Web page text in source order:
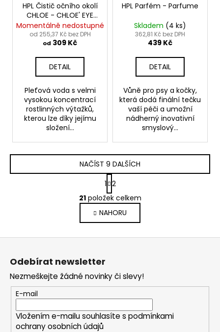
HPL Čistič očního okolí
CHLOE - CHLOE' EYE
CLEANSER
Momentálně nedostupné
od 255,37 Kč bez DPH
od 309 Kč
DETAIL
Pleťová voda s velmi
vysokou koncentrací
rostlinných výtažků,
kterou lze díky jejímu
složení...
HPL Parfém - Parfume
Skladem (4 ks)
362,81 Kč bez DPH
439 Kč
DETAIL
Vůně pro psy a kočky,
která dodá finální tečku
vaší péči a umožní
nádherný inovativní
smyslový...
O
v
l
á
d
p
r
v
k
y
NAČÍST 9 DALŠÍCH
S
t
r
á
n
k
1 2
21položek celkem
NAHORU
Z
Odebírat newsletter
Nezmeškejte žádné novinky či slevy!
E-mail
Vložením e-mailu souhlasíte s podmínkami
ochrany osobních údajů